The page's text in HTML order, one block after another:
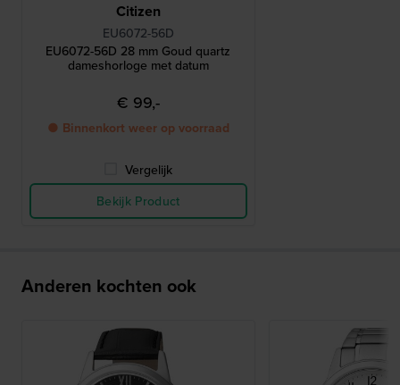
Citizen
EU6072-56D
EU6072-56D 28 mm Goud quartz
dameshorloge met datum
€ 99,-
● Binnenkort weer op voorraad
Vergelijk
Bekijk Product
Anderen kochten ook